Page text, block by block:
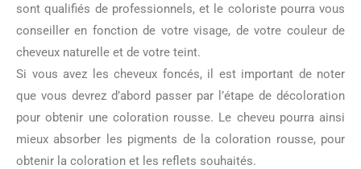
sont qualifiés de professionnels, et le coloriste pourra vous
conseiller en fonction de votre visage, de votre couleur de
cheveux naturelle et de votre teint.
Si vous avez les cheveux foncés, il est important de noter
que vous devrez d’abord passer par l’étape de décoloration
pour obtenir une coloration rousse. Le cheveu pourra ainsi
mieux absorber les pigments de la coloration rousse, pour
obtenir la coloration et les reflets souhaités.